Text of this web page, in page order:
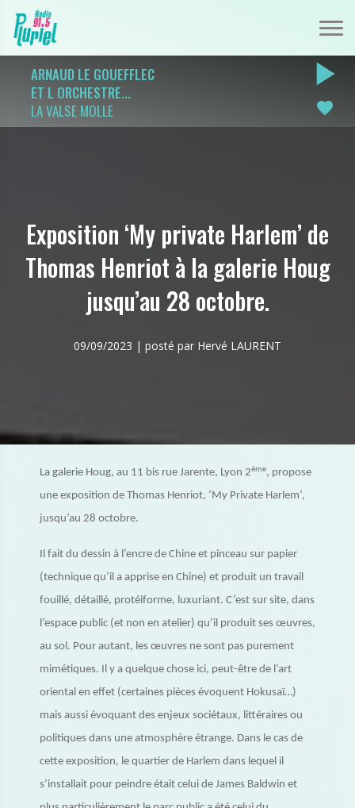
ARNAUD LE GOUEFFLEC
ET L ORCHESTRE...
LA VALSE MOLLE
play_arrow
favorite
Exposition ‘My private Harlem’ de
Thomas Henriot à la galerie Houg
jusqu’au 28 octobre.
09/09/2023 | posté par Hervé LAURENT
La galerie Houg, au 11 bis rue Jarente, Lyon 2ème, propose
une exposition de Thomas Henriot, ‘My Private Harlem’,
jusqu’au 28 octobre.
Il fait du dessin à l’encre de Chine et pinceau sur papier
(technique qu’il a apprise en Chine) et produit un travail
fouillé, détaillé, protéiforme, luxuriant. C’est sur site, dans
l’espace public (et non en atelier) qu’il produit ses œuvres,
au sol. Pour autant, les œuvres ne sont pas purement
mimétiques. Il y a quelque chose ici, peut-être de l’art
oriental en effet (certaines pièces évoquent Hokusaï…)
mais aussi évoquant des enjeux sociétaux, littéraires ou
politiques dans une atmosphère étrange. Dans le cas de
cette exposition, le quartier de Harlem dans lequel il
s’installait pour peindre était celui de James Baldwin et